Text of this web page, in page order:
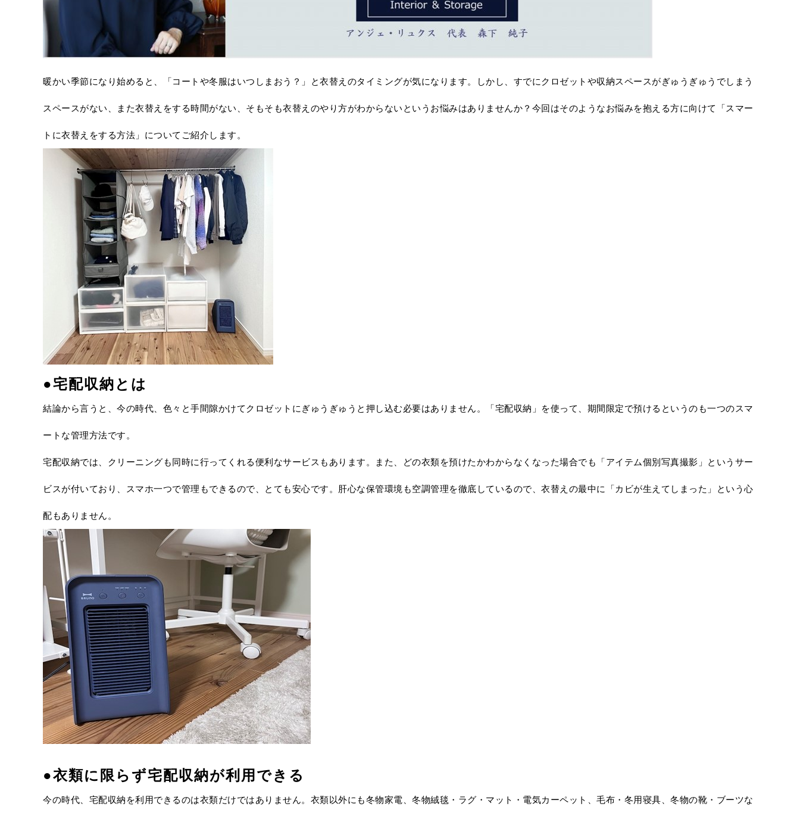
暖かい季節になり始めると、「コートや冬服はいつしまおう？」と衣替えのタイミングが気になります。しかし、すでにクロゼットや収納スペースがぎゅうぎゅうでしまう
スペースがない、また衣替えをする時間がない、そもそも衣替えのやり方がわからないというお悩みはありませんか？今回はそのようなお悩みを抱える方に向けて「スマー
トに衣替えをする方法」についてご紹介します。
●宅配収納とは
結論から言うと、今の時代、色々と手間隙かけてクロゼットにぎゅうぎゅうと押し込む必要はありません。「宅配収納」を使って、期間限定で預けるというのも一つのスマ
ートな管理方法です。
宅配収納では、クリーニングも同時に行ってくれる便利なサービスもあります。また、どの衣類を預けたかわからなくなった場合でも「アイテム個別写真撮影」というサー
ビスが付いており、スマホ一つで管理もできるので、とても安心です。肝心な保管環境も空調管理を徹底しているので、衣替えの最中に「カビが生えてしまった」という心
配もありません。
●衣類に限らず宅配収納が利用できる
今の時代、宅配収納を利用できるのは衣類だけではありません。衣類以外にも冬物家電、冬物絨毯・ラグ・マット・電気カーペット、毛布・冬用寝具、冬物の靴・ブーツな